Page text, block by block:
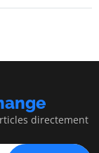
directement